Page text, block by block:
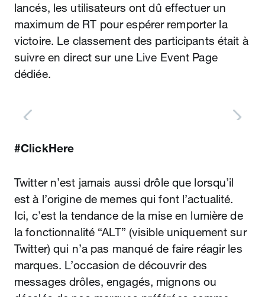
lancés, les utilisateurs ont dû effectuer un
maximum de RT pour espérer remporter la
victoire. Le classement des participants était à
suivre en direct sur une Live Event Page
dédiée.
#ClickHere
Twitter n’est jamais aussi drôle que lorsqu’il
est à l’origine de memes qui font l’actualité.
Ici, c’est la tendance de la mise en lumière de
la fonctionnalité “ALT” (visible uniquement sur
Twitter) qui n’a pas manqué de faire réagir les
marques. L’occasion de découvrir des
messages drôles, engagés, mignons ou